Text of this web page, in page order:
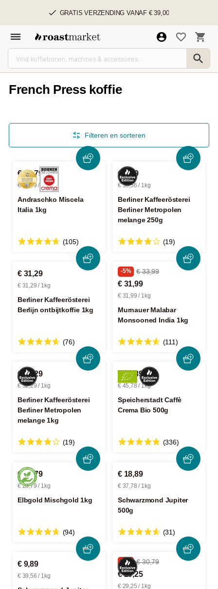
GRATIS VERZENDING VANAF € 39,00
French Press koffie
Filteren en sorteren
€ 32,79
€ 32,79 / 1kg
Andraschko Miscela
Italia 1kg
(105)
€ 8,39
€ 33,56 / 1kg
Berliner Kaffeerösterei
Berliner Metropolen
melange 250g
(19)
€ 31,29
€ 31,29 / 1kg
Berliner Kaffeerösterei
Berlijn ontbijtkoffie 1kg
(76)
-5% € 33,99
€ 31,99
€ 31,99 / 1kg
Murnauer Malabar
Monsooned India 1kg
(111)
€ 32,29
€ 32,29 / 1kg
Berliner Kaffeerösterei
Berliner Metropolen
melange 1kg
(19)
€ 22,89
€ 45,78 / 1kg
Speicherstadt Caffè
Crema Bio 500g
(336)
€ 28,79
€ 28,79 / 1kg
Elbgold Mischgold 1kg
(94)
€ 18,89
€ 37,78 / 1kg
Schwarzmond Jupiter
500g
(31)
€ 9,89
€ 39,56 / 1kg
-5% € 30,79
€ 29,25
€ 29,25 / 1kg